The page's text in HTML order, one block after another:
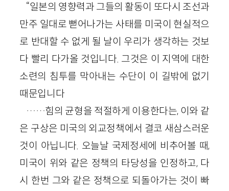
“일본의 영향력과 그들의 활동이 또다시 조선과
만주 일대로 뻗어나가는 사태를 미국이 현실적으
로 반대할 수 없게 될 날이 우리가 생각하는 것보
다 빨리 다가올 것입니다. 그것은 이 지역에 대한
소련의 침투를 막아내는 수단이 이 길밖에 없기
때문입니다
……힘의 균형을 적절하게 이용한다는, 이와 같
은 구상은 미국의 외교정책에서 결코 새삼스러운
것이 아닙니다. 오늘날 국제정세에 비추어볼 때,
미국이 위와 같은 정책의 타당성을 인정하고, 다
시 한번 그와 같은 정책으로 되돌아가는 것이 빠